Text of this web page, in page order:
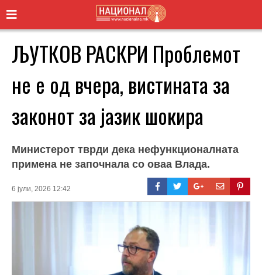
ЉУТКОВ РАСКРИ Проблемот
не е од вчера, вистината за
законот за јазик шокира
Министерот тврди дека нефункционалната
примена не започнала со оваа Влада.
6 јули, 2026 12:42